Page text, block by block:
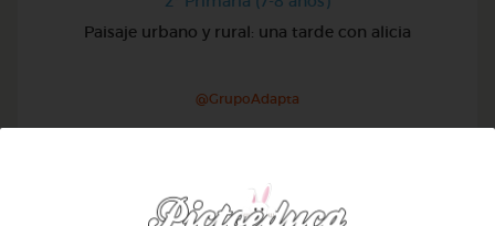
Paisaje urbano y rural: una tarde con alicia
@GrupoAdapta